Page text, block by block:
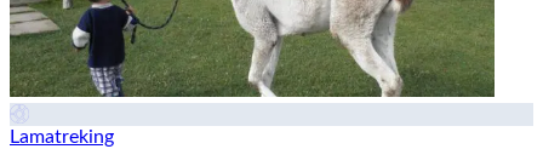
Lamatreking